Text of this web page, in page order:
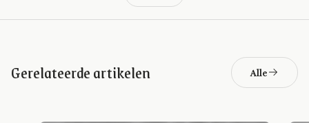
Gerelateerde artikelen Alle